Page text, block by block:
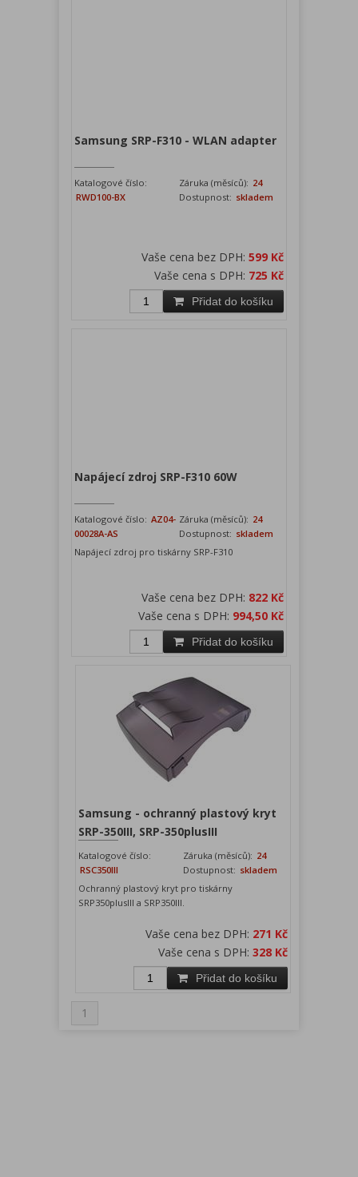
Samsung SRP-F310 - WLAN adapter
Katalogové číslo:
RWD100-BX
Záruka (měsíců): 24
Dostupnost: skladem
Vaše cena bez DPH: 599 Kč
Vaše cena s DPH: 725 Kč
Přidat do košíku
Napájecí zdroj SRP-F310 60W
Katalogové číslo: AZ04-
00028A-AS
Záruka (měsíců): 24
Dostupnost: skladem
Napájecí zdroj pro tiskárny SRP-F310
Vaše cena bez DPH: 822 Kč
Vaše cena s DPH: 994,50 Kč
Přidat do košíku
Samsung - ochranný plastový kryt
SRP-350III, SRP-350plusIII
Katalogové číslo:
RSC350III
Záruka (měsíců): 24
Dostupnost: skladem
Ochranný plastový kryt pro tiskárny
SRP350plusIII a SRP350III.
Vaše cena bez DPH: 271 Kč
Vaše cena s DPH:328 Kč
Přidat do košíku
1